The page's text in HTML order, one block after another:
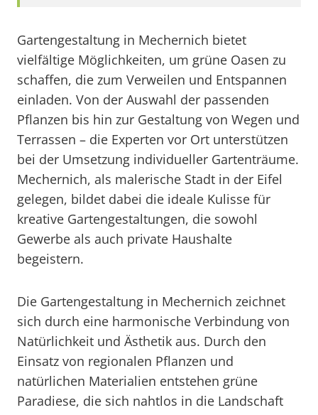
Gartengestaltung in Mechernich bietet
vielfältige Möglichkeiten, um grüne Oasen zu
schaffen, die zum Verweilen und Entspannen
einladen. Von der Auswahl der passenden
Pflanzen bis hin zur Gestaltung von Wegen und
Terrassen – die Experten vor Ort unterstützen
bei der Umsetzung individueller Gartenträume.
Mechernich, als malerische Stadt in der Eifel
gelegen, bildet dabei die ideale Kulisse für
kreative Gartengestaltungen, die sowohl
Gewerbe als auch private Haushalte
begeistern.
Die Gartengestaltung in Mechernich zeichnet
sich durch eine harmonische Verbindung von
Natürlichkeit und Ästhetik aus. Durch den
Einsatz von regionalen Pflanzen und
natürlichen Materialien entstehen grüne
Paradiese, die sich nahtlos in die Landschaft